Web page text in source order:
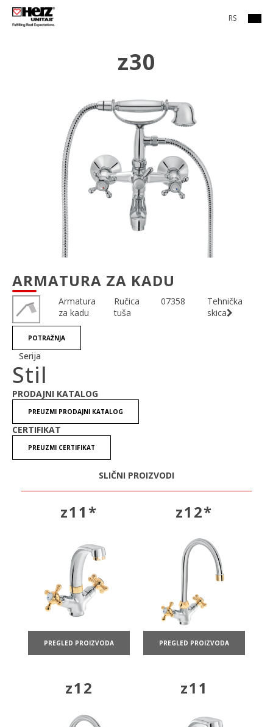
RS
z30
ARMATURA ZA KADU
Armatura
za kadu
Ručica
tuša
07358
Tehnička
skica
POTRAŽNJA
Serija
Stil
PRODAJNI KATALOG
PREUZMI PRODAJNI KATALOG
CERTIFIKAT
PREUZMI CERTIFIKAT
SLIČNI PROIZVODI
z11*
PREGLED PROIZVODA
z12*
PREGLED PROIZVODA
z12 z11